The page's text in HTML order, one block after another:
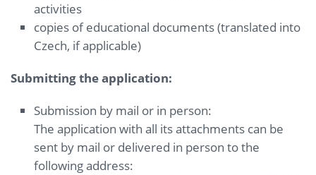
activities
copies of educational documents (translated into
Czech, if applicable)
Submitting the application:
Submission by mail or in person:
The application with all its attachments can be
sent by mail or delivered in person to the
following address: